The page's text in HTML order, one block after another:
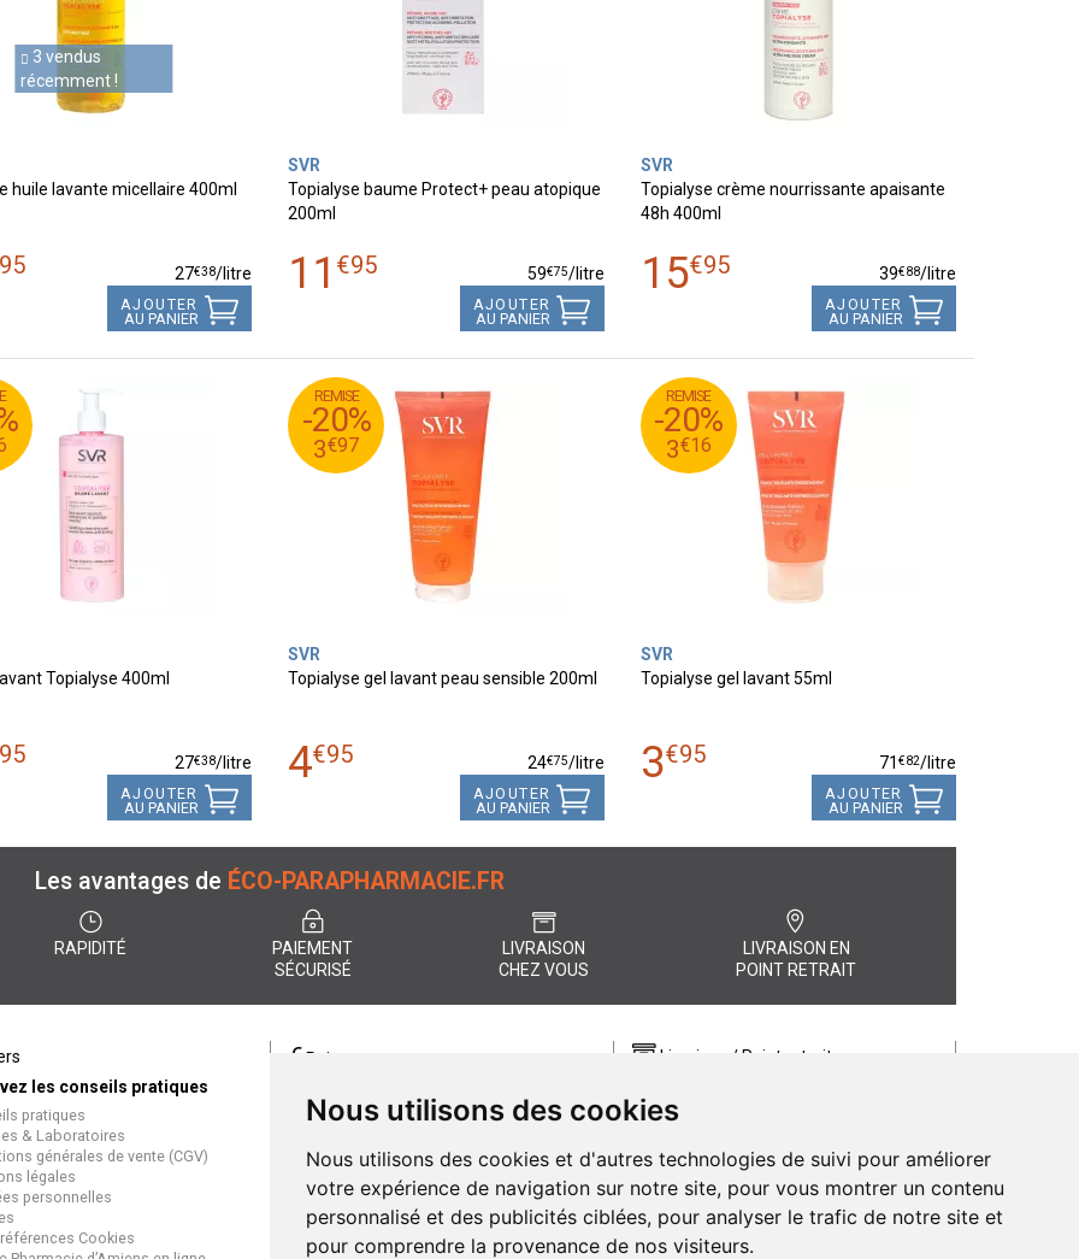
Nous utilisons des cookies
Nous utilisons des cookies et d'autres technologies de suivi pour améliorer
votre expérience de navigation sur notre site, pour vous montrer un contenu
personnalisé et des publicités ciblées, pour analyser le trafic de notre site et
pour comprendre la provenance de nos visiteurs.
3 vendus
récemment !
huile lavante micellaire 400ml
95 27€38/litre
AJOUTER
AU PANIER
SVR
Topialyse baume Protect+ peau atopique
200ml
11 €95 59€75/litre
AJOUTER
AU PANIER
SVR
Topialyse crème nourrissante apaisante
48h 400ml
15€95 39€88/litre
AJOUTER
AU PANIER
Topialyse 400ml
95 27€38/litre
AJOUTER
AU PANIER
REMISE
-20%
3€97
4
€
95
3
€
97
SVR
Topialyse gel lavant peau sensible 200ml
4€95 24€75/litre
AJOUTER
AU PANIER
REMISE
-20%
3€16
3
€
95
3
€
16
SVR
Topialyse gel lavant 55ml
3€95 71 €82/litre
AJOUTER
AU PANIER
Les avantages de ÉCO-PARAPHARMACIE.FR
RAPIDITÉ
PAIEMENT
SÉCURISÉ
LIVRAISON
CHEZ VOUS
LIVRAISON EN
POINT RETRAIT
les conseils pratiques
pratiques
& Laboratoires
générales de vente (CGV)
légales
personnelles
Cookies
€Paiement
paiement entièrement sécurisé, quel
Paiement sécurisé et simple
Livraison / Point retrait
commande rapidement chez vous ou
Livraison chez vous ou en points relais